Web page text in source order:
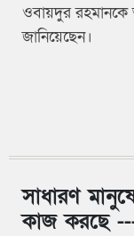
ওবায়দুর রহমানকে
জানিয়েছেন।
সাধারণ
কাজ করছে